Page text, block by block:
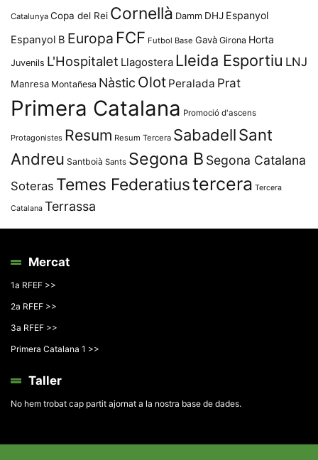
Catalunya Copa del Rei Cornellà Damm DHJ Espanyol
Espanyol B Europa FCF Futbol Base Gavà Girona Horta
Juvenils L'Hospitalet Llagostera Lleida Esportiu LNJ
Manresa Montañesa Nàstic Olot Peralada Prat
Primera Catalana Promoció d'ascens
Protagonistes Resum Resum Tercera SabadellSant
Andreu Santboià Sants Segona B Segona Catalana
Soteras Temes Federatiustercera Tercera
Catalana Terrassa
Mercat
1a RFEF >>
2a RFEF >>
3a RFEF >>
Primera Catalana 1 >>
Taller
No hem trobat cap partit ajornat a la nostra base de dades.